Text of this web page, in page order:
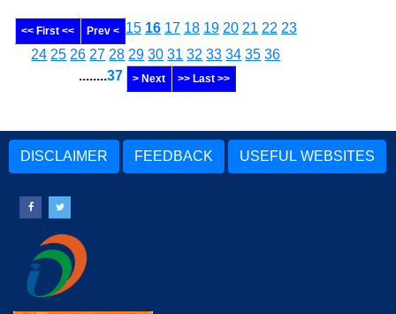
<< First << Prev < 15 16 17 18 19 20 21 22 23
24 25 26 27 28 29 30 31 32 33 34 35 36
........37 > Next >> Last >>
DISCLAIMER FEEDBACK USEFUL WEBSITES